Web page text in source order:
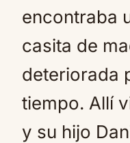
encontraba
casita de
deteriorada
tiempo. Allí
y su hijo